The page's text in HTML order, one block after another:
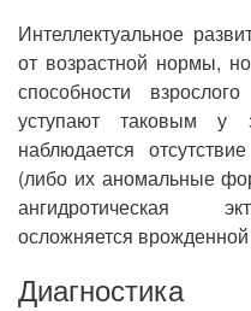
Интеллектуальное
от возрастной нормы,
способности
уступают таковым у
наблюдается
(либо их аномальные
ангидротическая
осложняется врожденной
Диагностика